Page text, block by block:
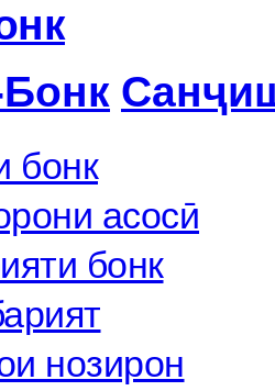
бонк
асосӣ
бонк
нозирон